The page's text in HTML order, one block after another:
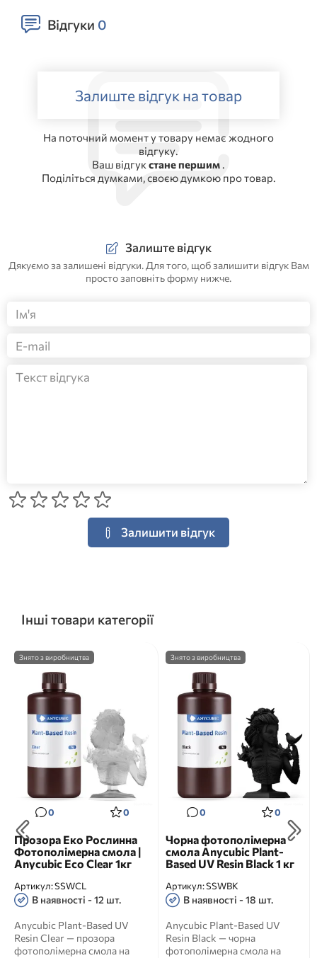
Відгуки 0
Залиште відгук на товар
На поточний момент у товару немає жодного
відгуку.
Ваш відгук стане першим .
Поділіться думками, своєю думкою про товар.
Залиште відгук
Дякуємо за залишені відгуки. Для того, щоб залишити відгук Вам
просто заповніть форму нижче.
Залишити відгук
Інші товари категорії
Знято з виробництва
0 0
Прозора Еко Рослинна
Фотополімерна смола |
Anycubic Eco Clear 1кг
Артикул:SSWCL
В наявності - 12 шт.
Anycubic Plant-Based UV
Resin Clear — прозора
фотополімерна смола на
Знято з виробництва
0 0
Чорна фотополімерна
смола Anycubic Plant-
Based UV Resin Black 1 кг
Артикул:SSWBK
В наявності - 18 шт.
Anycubic Plant-Based UV
Resin Black — чорна
фотополімерна смола на